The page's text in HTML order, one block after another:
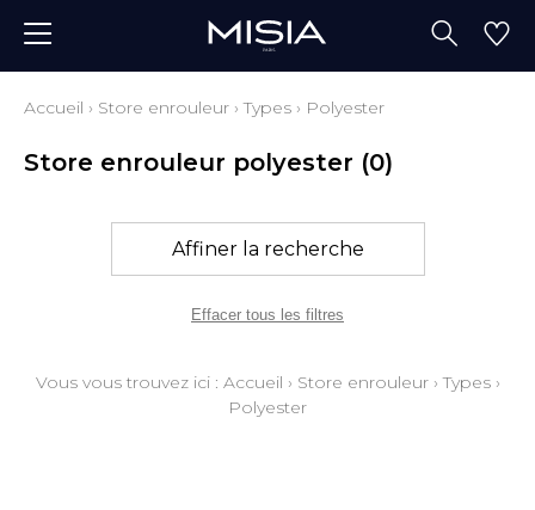
Accueil › Store enrouleur ›Types › Polyester
Store enrouleur polyester (0)
Affiner la recherche
Effacer tous les filtres
Vous vous trouvez ici : Accueil › Store enrouleur›Types›
Polyester